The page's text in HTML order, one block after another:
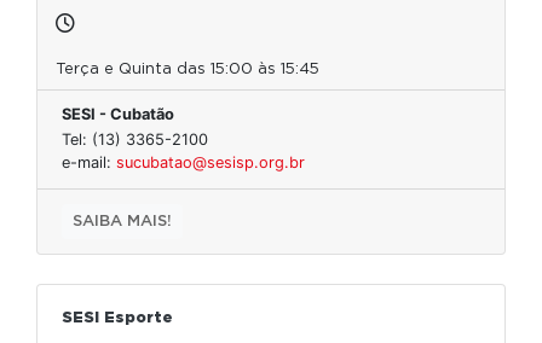
Terça e Quinta das 15:00 às 15:45
SESI - Cubatão
Tel: (13) 3365-2100
e-mail: sucubatao@sesisp.org.br
SAIBA MAIS!
SESI Esporte